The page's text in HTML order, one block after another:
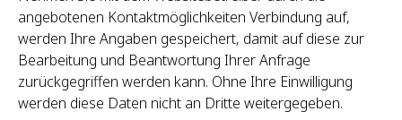
angebotenen Kontaktmöglichkeiten Verbindung auf,
werden Ihre Angaben gespeichert, damit auf diese zur
Bearbeitung und Beantwortung Ihrer Anfrage
zurückgegriffen werden kann. Ohne Ihre Einwilligung
werden diese Daten nicht an Dritte weitergegeben.